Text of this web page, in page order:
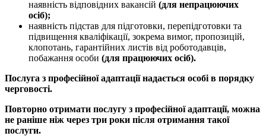
наявність відповідних вакансій (для непрацюючих
осіб);
наявність підстав для підготовки, перепідготовки та
підвищення кваліфікації, зокрема вимог, пропозицій,
клопотань, гарантійних листів від роботодавців,
побажання особи (для працюючих осіб).
Послуга з професійної адаптації надається особі в порядку
черговості.
Повторно отримати послугу з професійної адаптації, можна
не раніше ніж через три роки після отримання такої
послуги.